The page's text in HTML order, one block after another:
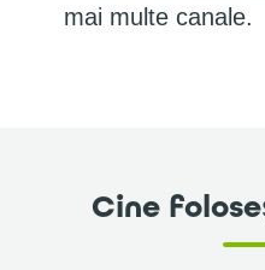
mai multe canale.
Cine